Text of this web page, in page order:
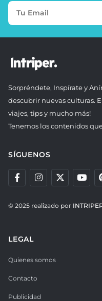
Sorpréndete, Inspírate y
descubrir nuevas culturas.
viajes, tips y mucho más!
Tenemos los contenidos
SÍGUENOS
© 2025 realizado por
LEGAL
Quienes somos
Contacto
Publicidad